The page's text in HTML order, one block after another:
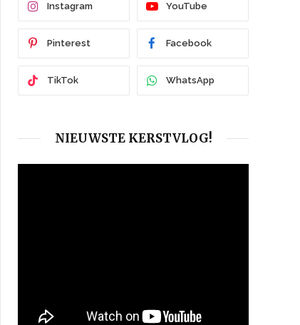
Instagram YouTube
Pinterest Facebook
TikTok WhatsApp
NIEUWSTE KERSTVLOG!